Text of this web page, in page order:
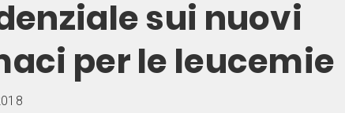
sui nuovi
per le leucemie